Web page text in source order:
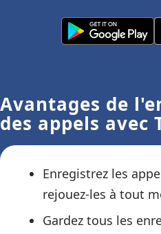
Avantages de
des appels avec
Enregistrez les
rejouez-les à tout
Gardez tous les